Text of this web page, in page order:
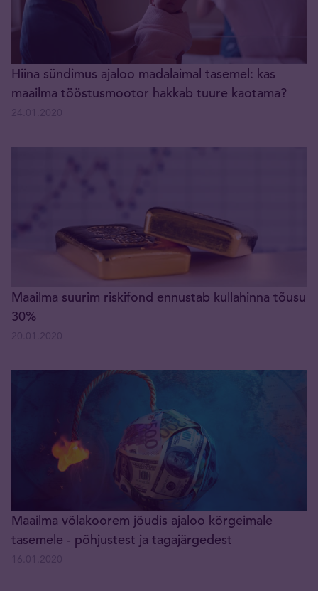
Hiina sündimus ajaloo madalaimal tasemel: kas
maailma tööstusmootor hakkab tuure kaotama?
Maailma suurim riskifond ennustab kullahinna tõusu
30%
Maailma võlakoorem jõudis ajaloo kõrgeimale
tasemele - põhjustest ja tagajärgedest